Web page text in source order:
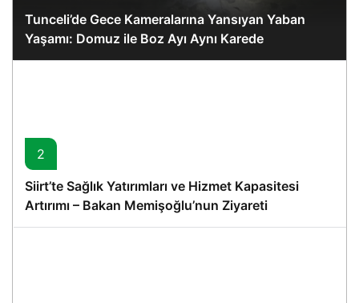
Tunceli’de Gece Kameralarına Yansıyan Yaban
Yaşamı: Domuz ile Boz Ayı Aynı Karede
2
Siirt’te Sağlık Yatırımları ve Hizmet Kapasitesi
Artırımı – Bakan Memişoğlu’nun Ziyareti